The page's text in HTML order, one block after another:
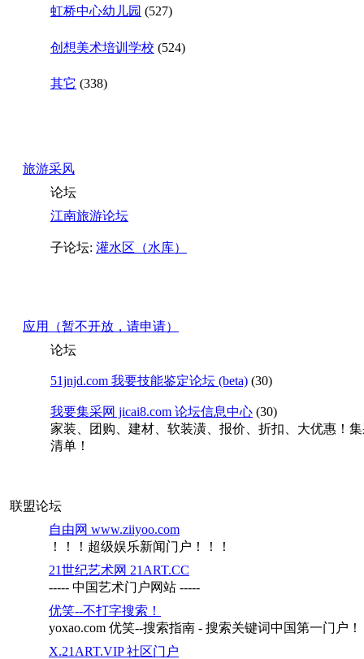
虹桥中心幼儿园 (527)
创想美术培训学校 (524)
其它 (338)
旅游采风
论坛
江南旅游论坛
子论坛: 灌水区（水库）
应用（暂不开放，请申请）
论坛
51jnjd.com 我要技能鉴定论坛 (beta) (30)
我要集采网 jicai8.com 论坛信息中心 (30)
家装、团购、建材、软装潢、报价、折扣、大优惠！
清单！
联盟论坛
自由网 www.ziiyoo.com
！！！超级娱乐新闻门户！！！
21世纪艺术网 21ART.CC
----- 中国艺术门户网站 -----
优笑--不打字搜索！
yoxao.com 优笑--搜索指南 - 搜索关键词中国第一门户！
X.21ART.VIP 社区门户